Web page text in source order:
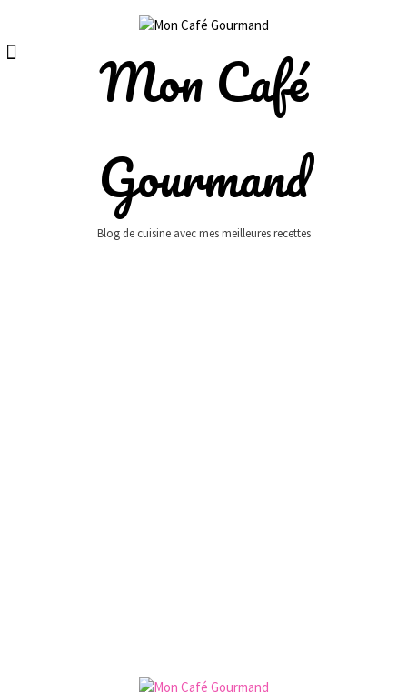
content
Mon Café
Gourmand
Blog de cuisine avec mes meilleures recettes